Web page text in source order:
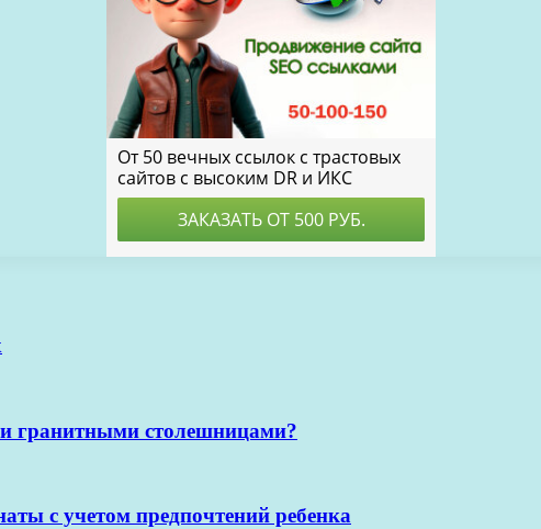
гранитными столешницами?
с учетом предпочтений ребенка